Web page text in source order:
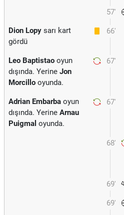
57'
66'
Dion Lopy sarı kart
gördü
67'
Leo Baptistao oyun
dışında. Yerine Jon
Morcillo oyunda.
67'
Adrian Embarba oyun
dışında. Yerine Arnau
Puigmal oyunda.
68'
69'
69'